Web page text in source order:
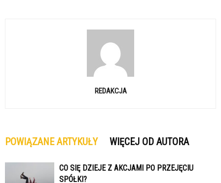
REDAKCJA
POWIĄZANE ARTYKUŁY WIĘCEJ OD AUTORA
CO SIĘ DZIEJE Z AKCJAMI PO PRZEJĘCIU
SPÓŁKI?